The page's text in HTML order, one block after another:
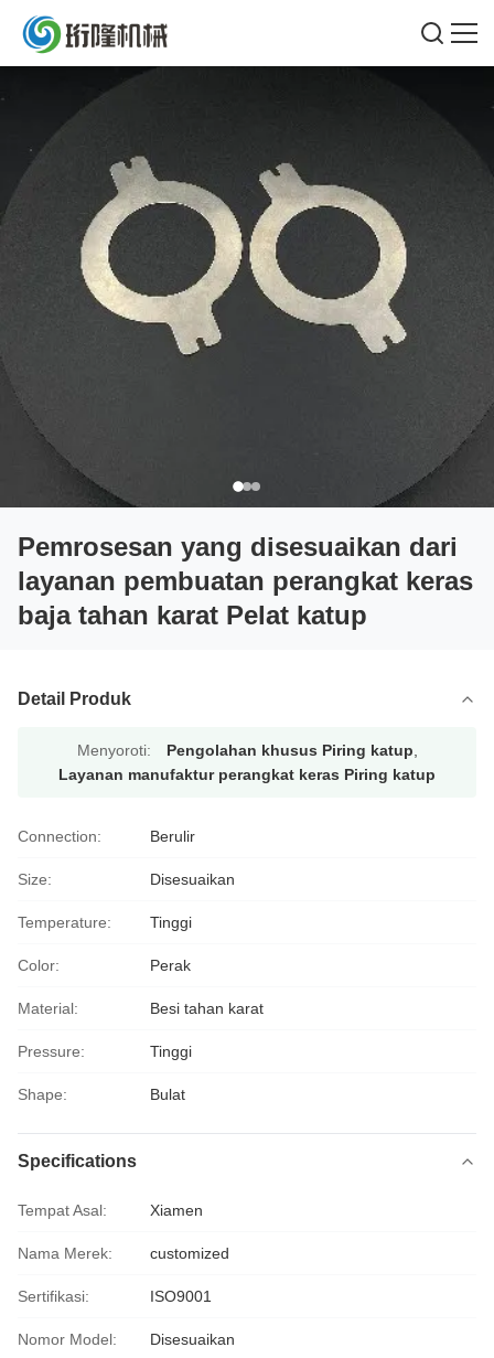
Pemrosesan yang disesuaikan dari
layanan pembuatan perangkat keras
baja tahan karat Pelat katup
Detail Produk
Menyoroti: Pengolahan khusus Piring katup
Layanan manufaktur perangkat keras Piring katup
Connection: Berulir
Size: Disesuaikan
Temperature: Tinggi
Color: Perak
Material: Besi tahan karat
Pressure: Tinggi
Shape: Bulat
Specifications
Tempat Asal: Xiamen
Nama Merek: customized
Sertifikasi: ISO9001
Nomor Model: Disesuaikan